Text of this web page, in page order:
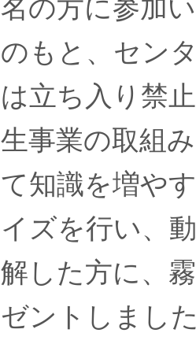
名の方に参加
のもと、セン
は立ち入り禁
生事業の取組
て知識を増や
イズを行い、
解した方に、
ゼントしまし